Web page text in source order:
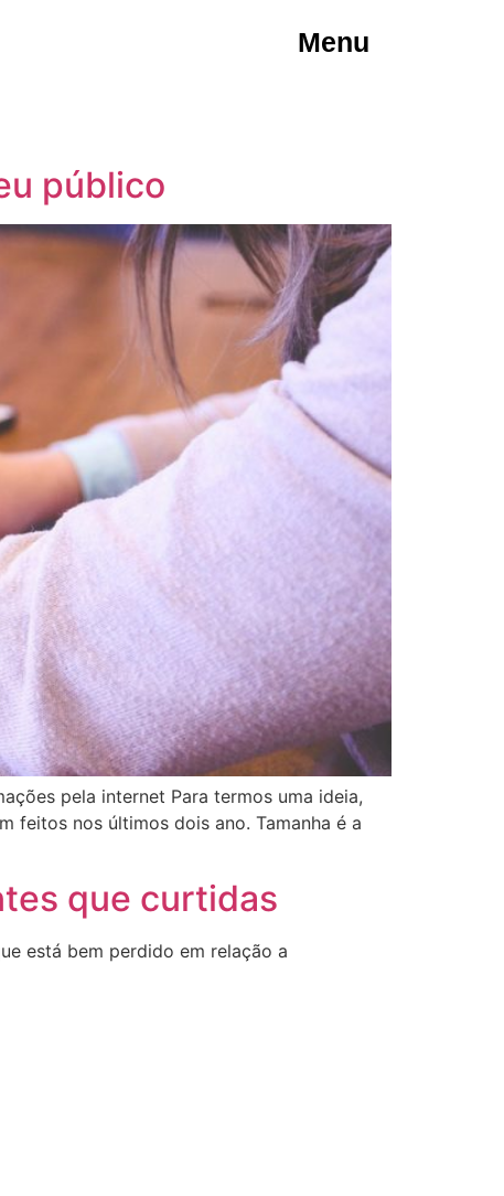
Menu
público
pela internet Para termos uma ideia,
feitos nos últimos dois ano. Tamanha é a
que curtidas
está bem perdido em relação a